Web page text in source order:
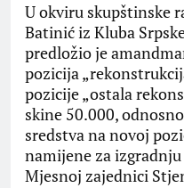
U okviru skupštinske
Batinić iz Kluba
predložio je
pozicija
pozicije „ostala
skine 50.000,
sredstva na novoj
namijene za
Mjesnoj zajednici